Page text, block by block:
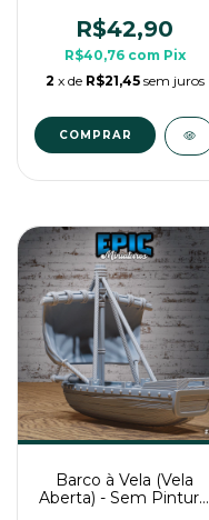
Mesa
R$42,90
R$40,76 com Pix
2 x de R$21,45 sem juros
COMPRAR
Barco à Vela (Vela
Aberta) - Sem Pintura,